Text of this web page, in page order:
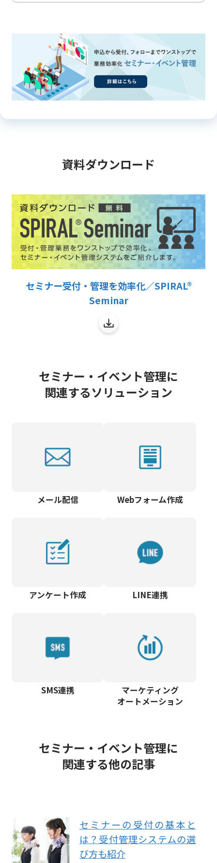
資料ダウンロード
セミナー受付・管理を効率化／SPIRAL®
Seminar
セミナー・イベント管理に
関連するソリューション
メール配信 Webフォーム作成
アンケート作成 LINE連携
SMS連携
マーケティング
オートメーション
セミナー・イベント管理に
関連する他の記事
セミナーの受付の基本と
は？受付管理システムの選
び方も紹介